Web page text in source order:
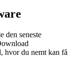
den seneste
hvor du nemt kan få